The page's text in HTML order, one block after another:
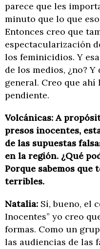
parece que les
minuto que lo que
Entonces creo que
espectacularización
los feminicidios. Y
de los medios, ¿no?
general. Creo que
pendiente.
Volcánicas: A
presos inocentes,
de las supuestas
en la región. ¿Qué
Porque sabemos que
terribles.
Natalia: Sí, bueno, el
Inocentes” yo creo
formas. Como un
las audiencias de las